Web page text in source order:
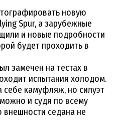
новую
Spur, а зарубежные
и новые подробности
будет проходить в
замечен на тестах в
испытания холодом.
себе камуфляж, но силуэт
и судя по всему
внешности седана не